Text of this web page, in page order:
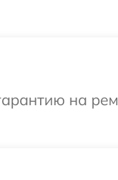
на